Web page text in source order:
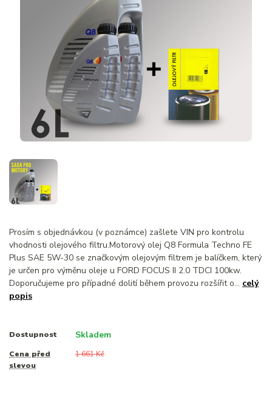
Prosím s objednávkou (v poznámce) zašlete VIN pro kontrolu
vhodnosti olejového filtru.Motorový olej Q8 Formula Techno FE
Plus SAE 5W-30 se značkovým olejovým filtrem je balíčkem, který
je určen pro výměnu oleje u FORD FOCUS II 2.0 TDCI 100kw.
Doporučujeme pro případné dolití během provozu rozšířit o... celý
popis
Dostupnost Skladem
Cena před
slevou
1 661 Kč